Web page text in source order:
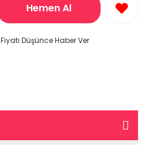
Hemen Al
Fiyatı Düşünce Haber Ver